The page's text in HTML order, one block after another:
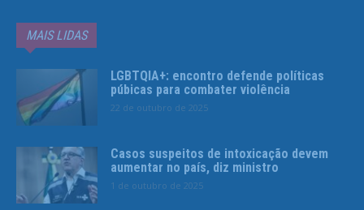
MAIS LIDAS
LGBTQIA+: encontro defende políticas
púbicas para combater violência
22 de outubro de 2025
Casos suspeitos de intoxicação devem
aumentar no país, diz ministro
1 de outubro de 2025